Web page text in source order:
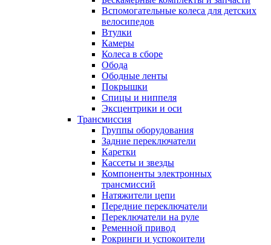
Вспомогательные колеса для детских
велосипедов
Втулки
Камеры
Колеса в сборе
Обода
Ободные ленты
Покрышки
Спицы и ниппеля
Эксцентрики и оси
Трансмиссия
Группы оборудования
Задние переключатели
Каретки
Кассеты и звезды
Компоненты электронных
трансмиссий
Натяжители цепи
Передние переключатели
Переключатели на руле
Ременной привод
Рокринги и успокоители